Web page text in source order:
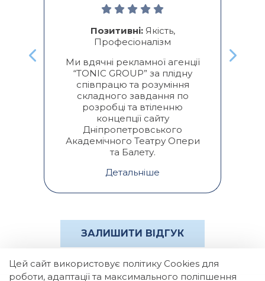
Позитивні:Якість,
Професіоналізм
Ми вдячні рекламної агенції
“TONIC GROUP” за плідну
співпрацю та розуміння
складного завдання по
розробці та втіленню
концепції сайту
Дніпропетровського
Академічного Театру Опери
та Балету.
Детальніше
ЗАЛИШИТИ ВІДГУК
Цей сайт використовує політику Cookies для
роботи, адаптації та максимального поліпшення